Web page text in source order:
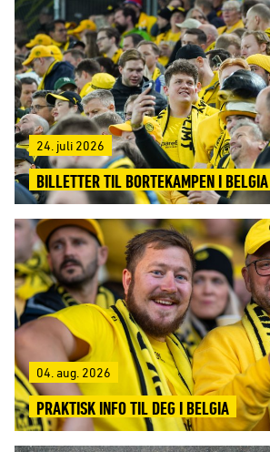
24. juli 2026
BILLETTER TIL BORTEKAMPEN I BELGIA
04. aug. 2026
PRAKTISK INFO TIL DEG I BELGIA